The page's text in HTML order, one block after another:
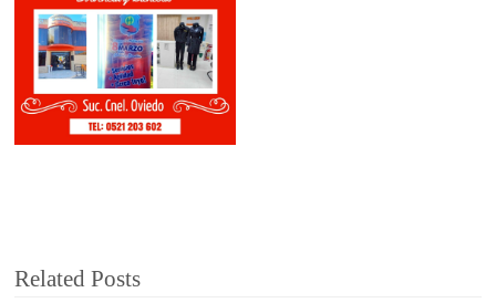
Related Posts